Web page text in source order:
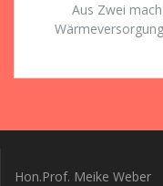
Aus Zwei
Hon.Prof. Meike Weber